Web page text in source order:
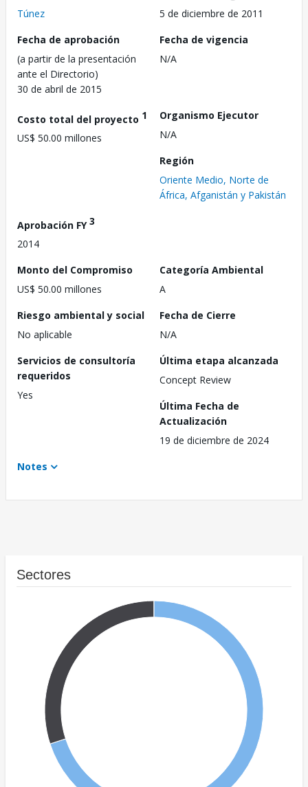
Túnez
5 de diciembre de 2011
Fecha de aprobación
(a partir de la presentación
ante el Directorio)
30 de abril de 2015
Fecha de vigencia
N/A
Costo total del proyecto 1
US$ 50.00 millones
Organismo Ejecutor
N/A
Región
Oriente Medio, Norte de
África, Afganistán y Pakistán
Aprobación FY3
2014
Monto del Compromiso
US$ 50.00 millones
Categoría Ambiental
A
Riesgo ambiental y social
No aplicable
Fecha de Cierre
N/A
Servicios de consultoría
requeridos
Yes
Última etapa alcanzada
Concept Review
Última Fecha de
Actualización
19 de diciembre de 2024
Notes
Sectores